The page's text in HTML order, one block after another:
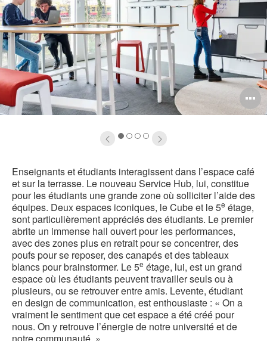
1234
Enseignants et étudiants interagissent dans l’espace café
et sur la terrasse. Le nouveau Service Hub, lui, constitue
pour les étudiants une grande zone où solliciter l’aide des
équipes. Deux espaces iconiques, le Cube et le 5e étage,
sont particulièrement appréciés des étudiants. Le premier
abrite un immense hall ouvert pour les performances,
avec des zones plus en retrait pour se concentrer, des
poufs pour se reposer, des canapés et des tableaux
blancs pour brainstormer. Le 5e étage, lui, est un grand
espace où les étudiants peuvent travailler seuls ou à
plusieurs, ou se retrouver entre amis. Levente, étudiant
en design de communication, est enthousiaste : « On a
vraiment le sentiment que cet espace a été créé pour
nous. On y retrouve l’énergie de notre université et de